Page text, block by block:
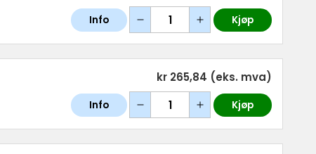
Info Kjøp
kr 265,84 (eks. mva)
Info Kjøp